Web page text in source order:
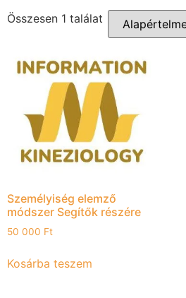
Összesen 1 találat
Személyiség elemző
módszer Segítők részére
50 000 Ft
Kosárba teszem